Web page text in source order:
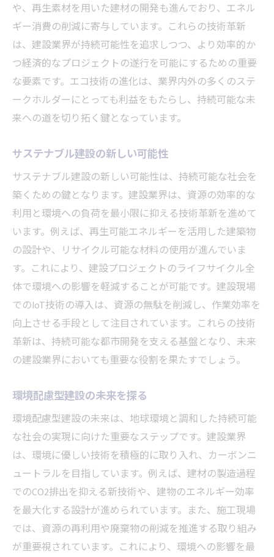
や、再生素材を用いた建材の開発も進んでおり、エネル
ギー消費の削減に寄与しています。これらの技術革新
は、建設業界が持続可能性を追求しつつ、より効率的か
つ経済的なプロジェクトの遂行を可能にするための重要
な要素です。エコ技術の進化は、業界内外の多くのステ
ークホルダーにとっても利益をもたらし、持続可能な未
来への道を切り拓く鍵となっています。
サステナブル建設の新しい可能性
サステナブル建設の新しい可能性は、持続可能な社会を
築くための鍵となります。建設業界は、資源の効率的な
利用と環境への負荷を最小限に抑える技術革新を進めて
います。例えば、再生可能エネルギーを活用した建築物
の設計や、リサイクル可能な材料の使用が進んでいま
す。これにより、建設プロジェクトのライフサイクル全
体で環境への影響を軽減することが可能です。建設現場
でのIoT技術の導入は、資源の無駄を削減し、作業効率を
向上させる手段として注目されています。これらの技術
革新は、持続可能な都市開発を支える基盤となり、未来
の建設業界においても重要な役割を果たすでしょう。
環境配慮型建設の未来を探る
環境配慮型建設の未来は、地球環境と調和した持続可能
な社会の実現に向けた重要なステップです。建設業界
は、環境に優しい技術を積極的に取り入れ、カーボンニ
ュートラルを目指しています。例えば、建材の製造過程
でのCO2排出を抑える新技術や、建物のエネルギー効率
を最大化する設計が進められています。また、施工現場
では、資源の再利用や廃棄物の削減を推進する取り組み
が重要視されています。これにより、環境への影響を最